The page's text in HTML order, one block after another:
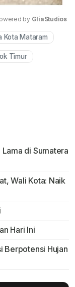
Mute
by GliaStudios
Kota Mataram
Timur
di Sumatera
Wali Kota: Naik
Hari Ini
Berpotensi Hujan